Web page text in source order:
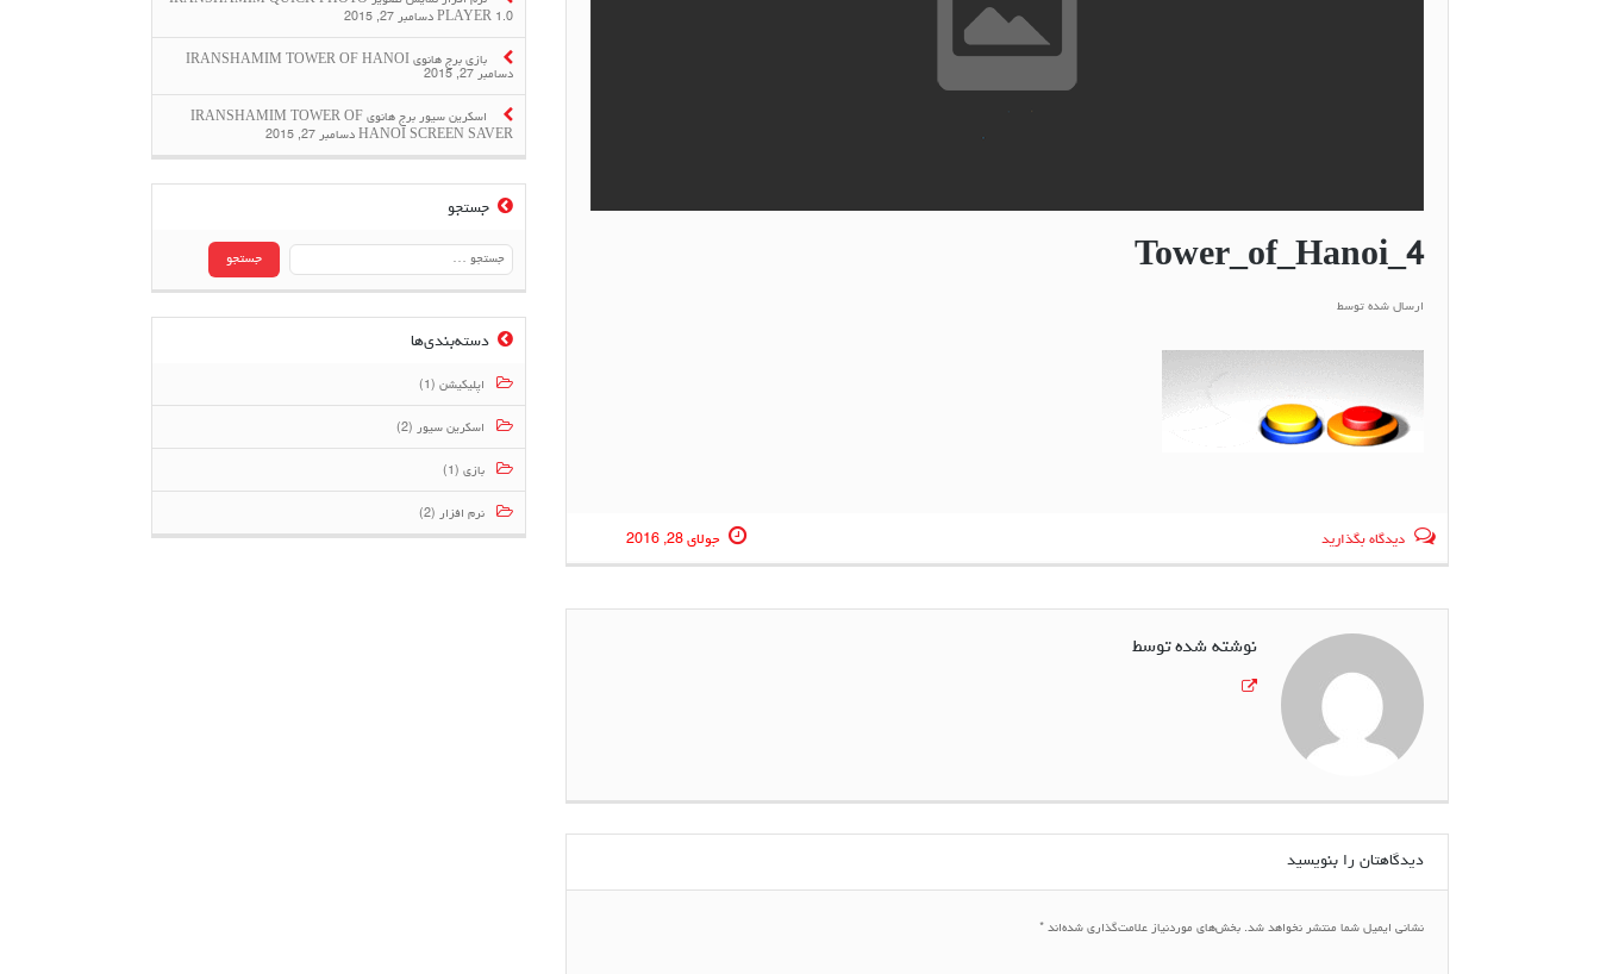
PLAYER 1.0 دسامبر 27, 2015
بازی برج هانوی IRANSHAMIM TOWER OF HANOI
دسامبر 27, 2015
اسکرین سیور برج هانوی IRANSHAMIM TOWER OF
HANOI SCREEN SAVER دسامبر 27, 2015
جستجو
جستجو
برای:
دسته‌بندی‌ها
اپلیکیشن (1)
اسکرین سیور (2)
بازی (1)
نرم افزار (2)
Tower_of_Hanoi_4
ارسال شده توسط
دیدگاه بگذارید جولای 28, 2016
نوشته شده توسط
دیدگاهتان را بنویسید
نشانی ایمیل شما منتشر نخواهد شد. بخش‌های موردنیاز علامت‌گذاری شده‌اند *